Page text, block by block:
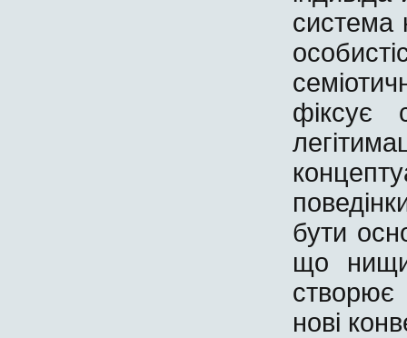
система
фіксує
бути
що
нові